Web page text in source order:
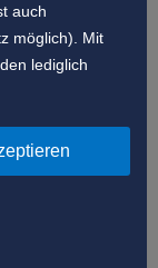
auch
möglich). Mit
lediglich